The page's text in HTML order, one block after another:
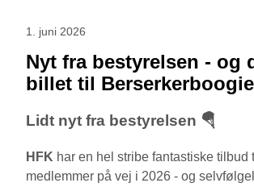
1. juni 2026
Nyt fra bestyrelsen - og
billet til
Lidt nyt fra bestyrelsen 🪂
HFK har en hel stribe fantastiske tilbud
medlemmer på vej i 2026 - og